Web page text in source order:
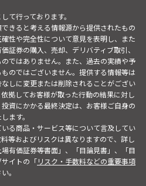
て行っております。
きると考える情報源から提供されたもの
性や完全性について意見を表明し、また
証券の購入、売却、デリバティブ取引、
ではありません。また、過去の実績や予
のではございません。提供する情報等は
しに変更または削除されることがござい
拠してお客様が取った行動の結果に対し
資にかかる最終決定は、お客様ご自身の
ます。
る商品・サービス等について言及してい
等およびリスクは異なりますので、詳し
有価証券等書面」、「目論見書」、「目
イトの「リスク・手数料などの重要事項
。